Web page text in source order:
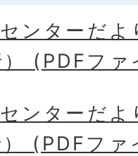
ンターだ
） (PDFフ
ンターだ
） (PDFフ